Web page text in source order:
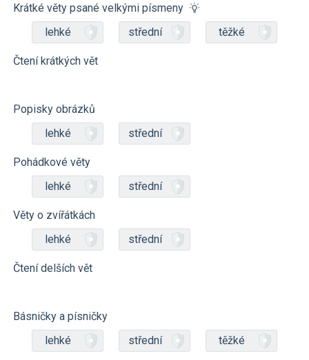
Krátké věty psané velkými písmeny
lehké
střední těžké
Čtení krátkých vět
Popisky obrázků
lehké
střední
Pohádkové věty
lehké
střední
Věty o zvířátkách
lehké
střední
Čtení delších vět
Básničky a písničky
lehké
střední těžké